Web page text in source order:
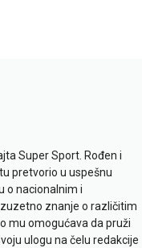
Super Sport. Rođen i
pretvorio u uspešnu
o nacionalnim i
znanje o različitim
mu omogućava da pruži
ulogu na čelu redakcije